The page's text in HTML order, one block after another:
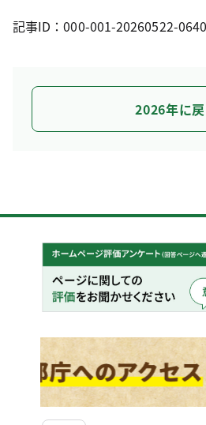
記事ID：000-001-20260522-
2026年に